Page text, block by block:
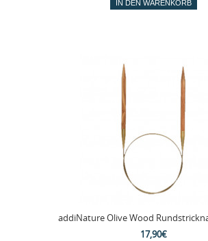
addiNature Olive Wood
17,90€